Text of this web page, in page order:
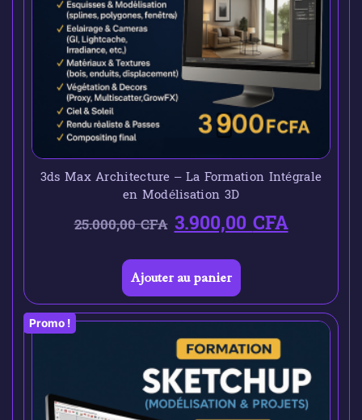
3ds Max Architecture – La Formation Intégrale
en Modélisation 3D
25.000,00CFA 3.900,00CFA
Ajouter au panier
Promo !